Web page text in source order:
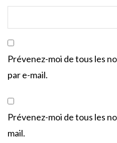
Prévenez-moi de tous les
par e-mail.
Prévenez-moi de tous les
mail.